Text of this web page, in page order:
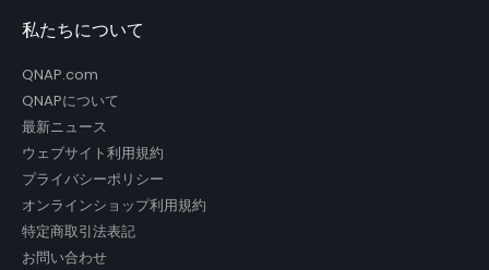
私たちについて
QNAP.com
QNAPについて
最新ニュース
ウェブサイト利用規約
プライバシーポリシー
オンラインショップ利用規約
特定商取引法表記
お問い合わせ